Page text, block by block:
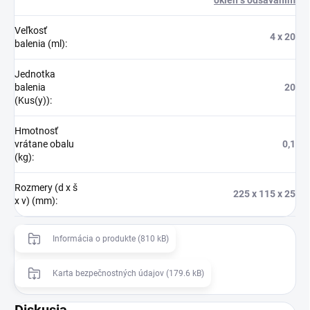
Veľkosť
balenia (ml):
4 x 20
Jednotka
balenia
(Kus(y)):
20
Hmotnosť
vrátane obalu
(kg):
0,1
Rozmery (d x š
x v) (mm):
225 x 115 x 25
Informácia o produkte (810 kB)
Karta bezpečnostných údajov (179.6 kB)